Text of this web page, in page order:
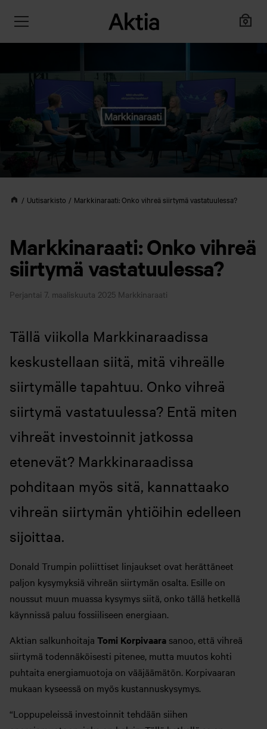
Uutisarkisto Markkinaraati: Onko vihreä siirtymä vastatuulessa?
Markkinaraati: Onko vihreä
siirtymä vastatuulessa?
Perjantai 7. maaliskuuta 2025 Markkinaraati
Tällä viikolla Markkinaraadissa
keskustellaan siitä, mitä vihreälle
siirtymälle tapahtuu. Onko vihreä
siirtymä vastatuulessa? Entä miten
vihreät investoinnit jatkossa
etenevät? Markkinaraadissa
pohditaan myös sitä, kannattaako
vihreän siirtymän yhtiöihin edelleen
sijoittaa.
Donald Trumpin poliittiset linjaukset ovat herättäneet
paljon kysymyksiä vihreän siirtymän osalta. Esille on
noussut muun muassa kysymys siitä, onko tällä hetkellä
käynnissä paluu fossiiliseen energiaan.
Aktian salkunhoitaja Tomi Korpivaara sanoo, että vihreä
siirtymä todennäköisesti pitenee, mutta muutos kohti
puhtaita energiamuotoja on vääjäämätön. Korpivaaran
mukaan kyseessä on myös kustannuskysymys.
“Loppupeleissä investoinnit tehdään siihen